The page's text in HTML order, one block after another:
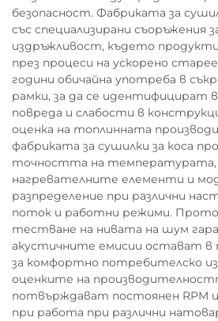
безопасност. Фабриката за
със специализирани съоръжения
издръжливост, където
през процеси на ускорено
години обичайна употреба в
рамки, за да се идентифицират
повреда и слабости в
оценка на топлинната
фабриката за сушилки за коса
точността на
нагревателните елементи и
разпределение при различни
поток и работни режими.
тестване на нивата на шум
акустичните емисии остават в
за комфортно потребителско
оценките на
потвърждават постоянен RPM
при работа при различни